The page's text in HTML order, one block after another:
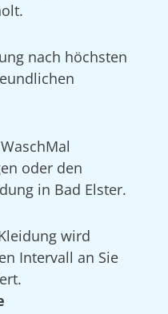
nach höchsten
oder den
in Bad Elster.
wird
Intervall an Sie